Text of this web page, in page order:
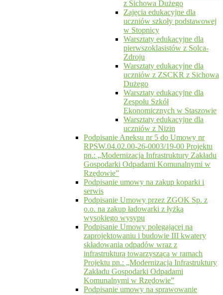
z Sichowa Dużego
Zajęcia edukacyjne dla
uczniów szkoły podstawowej
w Stopnicy
Warsztaty edukacyjne dla
pierwszoklasistów z Solca-
Zdroju
Warsztaty edukacyjne dla
uczniów z ZSCKR z Sichowa
Dużego
Warsztaty edukacyjne dla
Zespołu Szkół
Ekonomicznych w Staszowie
Warsztaty edukacyjne dla
uczniów z Nizin
Podpisanie Aneksu nr 5 do Umowy nr
RPSW.04.02.00-26-0003/19-00 Projektu
pn.: „Modernizacja Infrastruktury Zakładu
Gospodarki Odpadami Komunalnymi w
Rzędowie”
Podpisanie umowy na zakup koparki i
serwis
Podpisanie Umowy przez ZGOK Sp. z
o.o. na zakup ładowarki z łyżką
wysokiego wysypu
Podpisanie Umowy polegającej na
zaprojektowaniu i budowie III kwatery
składowania odpadów wraz z
infrastrukturą towarzyszącą w ramach
Projektu pn.: „Modernizacja Infrastruktury
Zakładu Gospodarki Odpadami
Komunalnymi w Rzędowie”
Podpisanie umowy na sprawowanie